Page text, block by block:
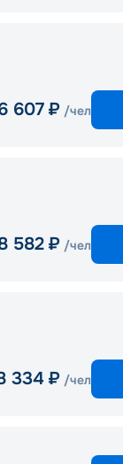
607 ₽ /чел
582 ₽ /чел
334 ₽ /чел